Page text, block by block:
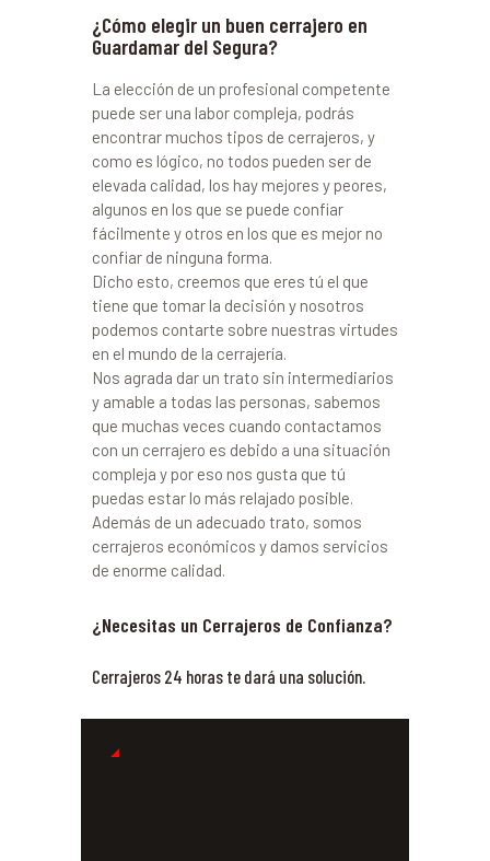
¿Cómo elegir un buen cerrajero en
Guardamar del Segura?
La elección de un profesional competente
puede ser una labor compleja, podrás
encontrar muchos tipos de cerrajeros, y
como es lógico, no todos pueden ser de
elevada calidad, los hay mejores y peores,
algunos en los que se puede confiar
fácilmente y otros en los que es mejor no
confiar de ninguna forma.
Dicho esto, creemos que eres tú el que
tiene que tomar la decisión y nosotros
podemos contarte sobre nuestras virtudes
en el mundo de la cerrajería.
Nos agrada dar un trato sin intermediarios
y amable a todas las personas, sabemos
que muchas veces cuando contactamos
con un cerrajero es debido a una situación
compleja y por eso nos gusta que tú
puedas estar lo más relajado posible.
Además de un adecuado trato, somos
cerrajeros económicos y damos servicios
de enorme calidad.
¿Necesitas un Cerrajeros de Confianza?
Cerrajeros 24 horas te dará una solución.